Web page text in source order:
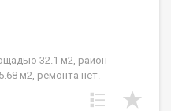
32.1 м2, район
м2, ремонта нет.
2-этажного панельного
продаж